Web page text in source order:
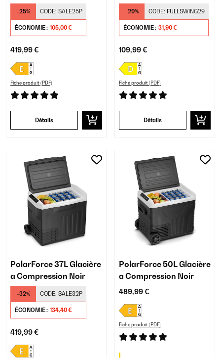
Sombre
-25% CODE: SALE25P
ÉCONOMIE : 105,00 €
419,99 €
Fiche produit (PDF)
Détails
-29% CODE: FULLSWING29
ÉCONOMIE : 31,90 €
109,99 €
Fiche produit (PDF)
Détails
PolarForce 37L Glacière
a Compression Noir
-32% CODE: SALE32P
ÉCONOMIE : 134,40 €
419,99 €
PolarForce 50L Glacière
a Compression Noir
489,99 €
Fiche produit (PDF)